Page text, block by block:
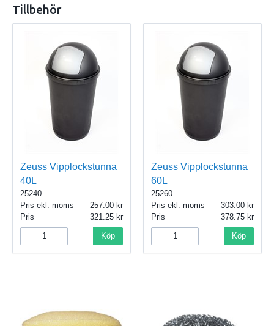
Tillbehör
Zeuss Vipplockstunna
40L
25240
Pris ekl. moms
257.00
Pris
321.25
Köp
Zeuss Vipplockstunna
60L
25260
Pris ekl. moms
303.00
Pris
378.75
Köp